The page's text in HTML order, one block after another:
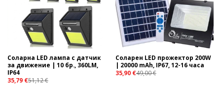
Соларна LED лампа с датчик
за движение | 10 бр., 360LM,
IP64
35,79 €51,12€
Соларен LED прожектор 200W
| 20000 mAh, IP67, 12-16 часа
35,90 €49,00€